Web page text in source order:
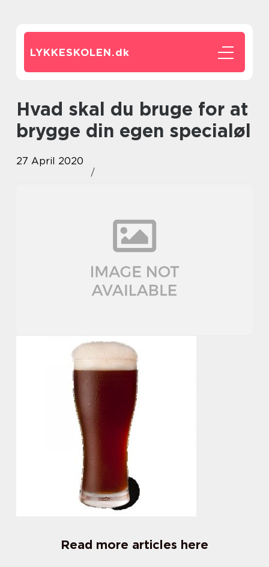
LYKKESKOLEN.dk
Hvad skal du bruge for at
brygge din egen specialøl
27 April 2020
Read more articles here